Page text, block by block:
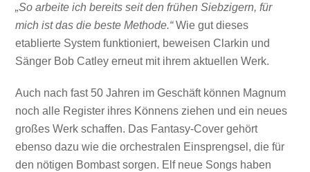
„So arbeite ich bereits seit den frühen Siebzigern, für
mich ist das die beste Methode.“Wie gut dieses
etablierte System funktioniert, beweisen Clarkin und
Sänger Bob Catley erneut mit ihrem aktuellen Werk.
Auch nach fast 50 Jahren im Geschäft können Magnum
noch alle Register ihres Könnens ziehen und ein neues
großes Werk schaffen. Das Fantasy-Cover gehört
ebenso dazu wie die orchestralen Einsprengsel, die für
den nötigen Bombast sorgen. Elf neue Songs haben